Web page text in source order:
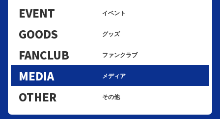
EVENT イベント
GOODS グッズ
FANCLUB ファンクラブ
MEDIA メディア
OTHER その他